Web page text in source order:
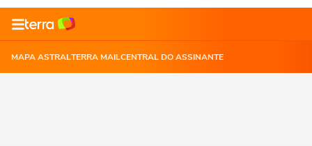
MAPA ASTRALTERRA MAILCENTRAL DO ASSINANTE